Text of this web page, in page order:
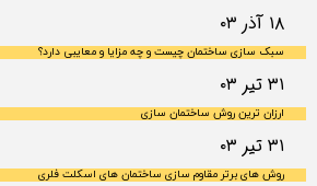
۱۸ آذر ۰۳
سبک سازی ساختمان چیست و چه مزایا و معایبی دارد؟
۳۱ تیر ۰۳
ارزان ترین روش ساختمان سازی
۳۱ تیر ۰۳
روش های برتر مقاوم سازی ساختمان های اسکلت فلری